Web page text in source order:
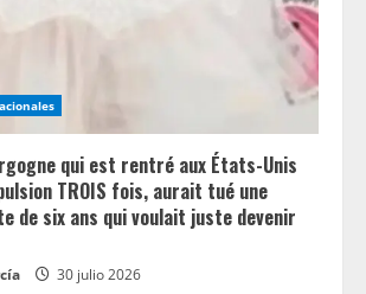
qui est rentré aux États-Unis
TROIS fois, aurait tué une
de six ans qui voulait juste devenir
30 julio 2026